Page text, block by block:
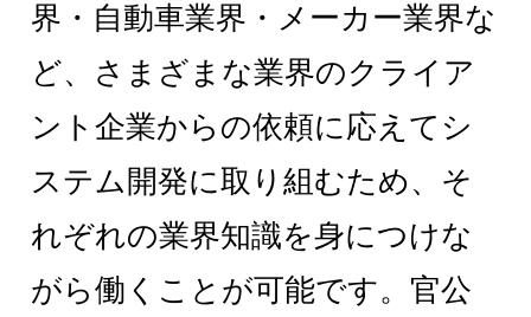
界・自動車業界・メーカー業界な
ど、さまざまな業界のクライア
ント企業からの依頼に応えてシ
ステム開発に取り組むため、そ
れぞれの業界知識を身につけな
がら働くことが可能です。官公